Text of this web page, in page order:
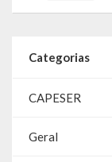
Categorias
CAPESER
Geral